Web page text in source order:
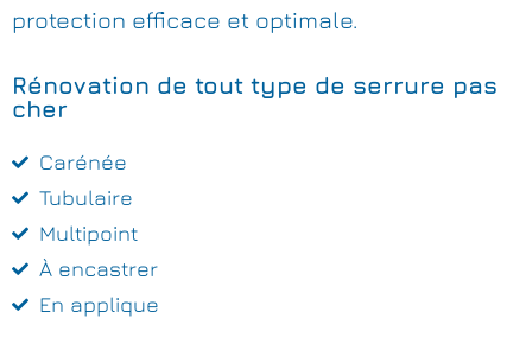
protection efficace et optimale.
Rénovation de tout type de serrure pas
cher
Carénée
Tubulaire
Multipoint
À encastrer
En applique